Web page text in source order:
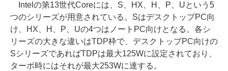
Intelの第13世代Coreには、S、HX、H、P、Uという5
つのシリーズが用意されている。SはデスクトップPC向
け、HX、H、P、Uの4つはノートPC向けとなる。各シ
リーズの大きな違いはTDP枠で、デスクトップPC向けの
SシリーズであればTDPは最大125Wに設定されており、
ターボ時にはそれが最大253Wに達する。